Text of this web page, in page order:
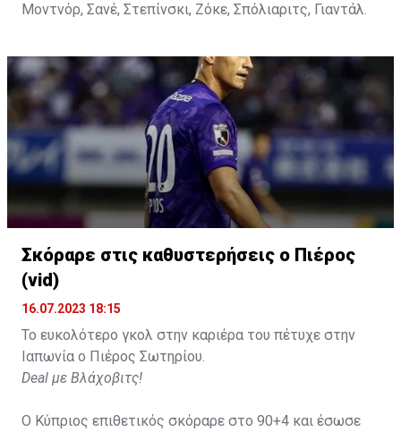
Μοντνόρ, Σανέ, Στεπίνσκι, Ζόκε, Σπόλιαριτς, Γιαντάλ.
Σκόραρε στις καθυστερήσεις ο Πιέρος
(vid)
16.07.2023 18:15
Το ευκολότερο γκολ στην καριέρα του πέτυχε στην
Ιαπωνία ο Πιέρος Σωτηρίου.
Deal με Βλάχοβιτς!
Ο Κύπριος επιθετικός σκόραρε στο 90+4 και έσωσε